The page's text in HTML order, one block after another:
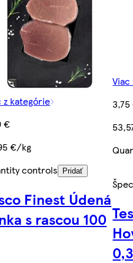
z kategórie
€
€/kg
controls
Pridať
Finest Údená
s rascou 100